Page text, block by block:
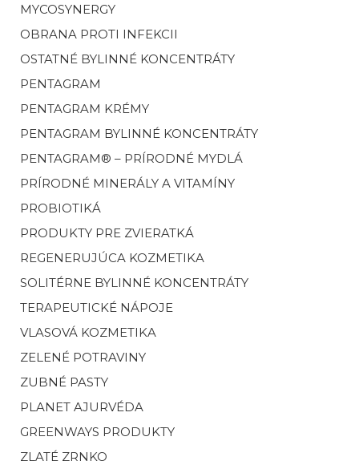
MYCOSYNERGY
OBRANA PROTI INFEKCII
OSTATNÉ BYLINNÉ KONCENTRÁTY
PENTAGRAM
PENTAGRAM KRÉMY
PENTAGRAM BYLINNÉ KONCENTRÁTY
PENTAGRAM® – PRÍRODNÉ MYDLÁ
PRÍRODNÉ MINERÁLY A VITAMÍNY
PROBIOTIKÁ
PRODUKTY PRE ZVIERATKÁ
REGENERUJÚCA KOZMETIKA
SOLITÉRNE BYLINNÉ KONCENTRÁTY
TERAPEUTICKÉ NÁPOJE
VLASOVÁ KOZMETIKA
ZELENÉ POTRAVINY
ZUBNÉ PASTY
PLANET AJURVÉDA
GREENWAYS PRODUKTY
ZLATÉ ZRNKO